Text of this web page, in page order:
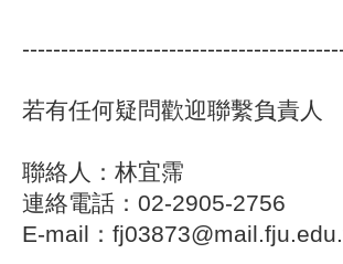
若有任何疑問歡迎聯繫負責人
聯絡人：林宜霈
連絡電話：02-2905-2756
E-mail：